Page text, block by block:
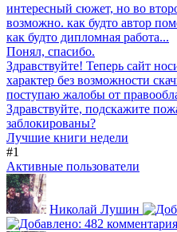
интересный сюжет, но во
возможно. как будто автор
как будто дипломная работа...
Понял, спасибо.
Здравствуйте! Теперь сайт
характер без возможности
поступаю жалобы от
Здравствуйте, подскажите
заблокированы?
Лучшие книги недели
#1
Активные пользователи
Николай Лушин